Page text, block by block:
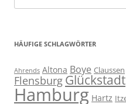
nach:
HÄUFIGE SCHLAGWÖRTER
Ahrends Altona Boye Claussen
Flensburg Glückstadt
Hamburg Hartz